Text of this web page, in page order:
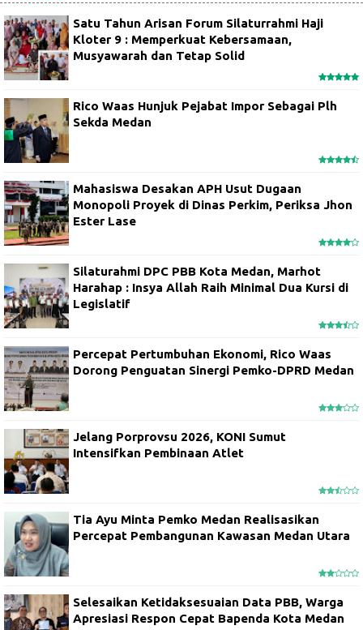
Satu Tahun Arisan Forum Silaturrahmi Haji
Kloter 9 : Memperkuat Kebersamaan,
Musyawarah dan Tetap Solid
Rico Waas Hunjuk Pejabat Impor Sebagai Plh
Sekda Medan
Mahasiswa Desakan APH Usut Dugaan
Monopoli Proyek di Dinas Perkim, Periksa Jhon
Ester Lase
Silaturahmi DPC PBB Kota Medan, Marhot
Harahap : Insya Allah Raih Minimal Dua Kursi di
Legislatif
Percepat Pertumbuhan Ekonomi, Rico Waas
Dorong Penguatan Sinergi Pemko-DPRD Medan
Jelang Porprovsu 2026, KONI Sumut
Intensifkan Pembinaan Atlet
Tia Ayu Minta Pemko Medan Realisasikan
Percepat Pembangunan Kawasan Medan Utara
Selesaikan Ketidaksesuaian Data PBB, Warga
Apresiasi Respon Cepat Bapenda Kota Medan